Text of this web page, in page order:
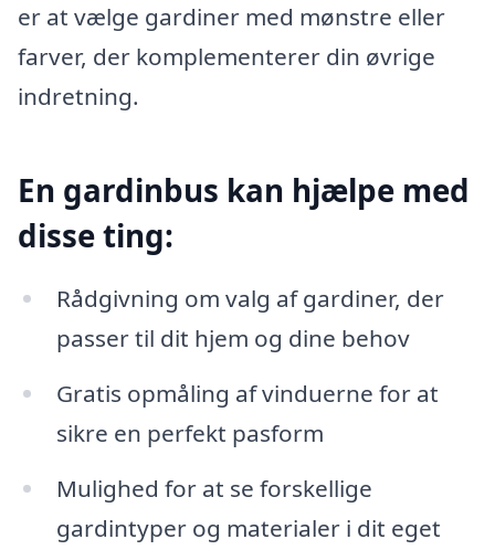
er at vælge gardiner med mønstre eller
farver, der komplementerer din øvrige
indretning.
En gardinbus kan hjælpe med
disse ting:
Rådgivning om valg af gardiner, der
passer til dit hjem og dine behov
Gratis opmåling af vinduerne for at
sikre en perfekt pasform
Mulighed for at se forskellige
gardintyper og materialer i dit eget